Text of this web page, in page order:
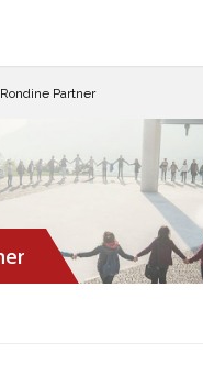
Rondine Partner